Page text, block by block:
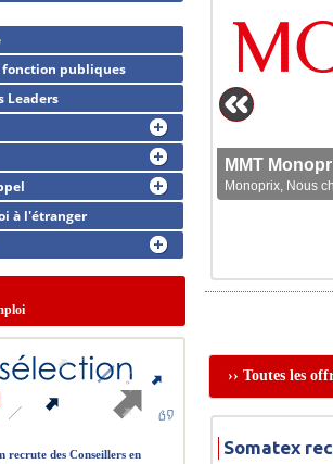
MMT
Monoprix, Nous
›› Toutes les
Somatex
fonction publiques
Leaders
à l'étranger
recrute des Conseillers en